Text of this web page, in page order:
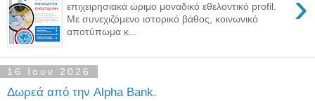
επιχειρησιακά ώριμο μοναδικό εθελοντικό profil.
Με συνεχιζόμενο ιστορικό βάθος, κοινωνικό
αποτύπωμα κ...
16 Ιουν 2026
Δωρεά από την Alpha Bank.